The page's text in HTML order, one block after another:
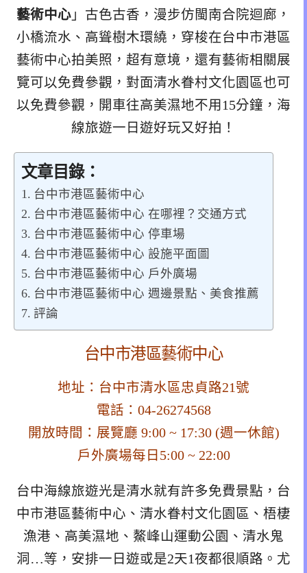
藝術中心 」古色古香，漫步仿閩南合院迴廊，
小橋流水、高聳樹木環繞，穿梭在台中市港區
藝術中心拍美照，超有意境，還有藝術相關展
覽可以免費參觀，對面清水眷村文化園區也可
以免費參觀，開車往高美濕地不用15分鐘，海
線旅遊一日遊好玩又好拍！
文章目錄：
台中市港區藝術中心
台中市港區藝術中心 在哪裡？交通方式
台中市港區藝術中心 停車場
台中市港區藝術中心 設施平面圖
台中市港區藝術中心 戶外廣場
台中市港區藝術中心 週邊景點、美食推薦
評論
台中市港區藝術中心
地址：台中市清水區忠貞路21號
電話：04-26274568
開放時間：展覽廳 9:00 ~ 17:30 (週一休館)
戶外廣場每日5:00 ~ 22:00
台中海線旅遊光是清水就有許多免費景點，台
中市港區藝術中心、清水眷村文化園區、梧棲
漁港、高美濕地、鰲峰山運動公園、清水鬼
洞…等，安排一日遊或是2天1夜都很順路。尤